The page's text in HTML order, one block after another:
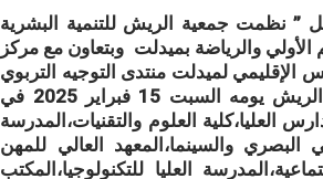
” نظمت جمعية الريش للتنمية البشرية
الأولي والرياضة بميدلت وبتعاون مع مركز
لميدلت منتدى التوجيه التربوي
في نسخته التاسعة بالثانوية التأهيلية مولاي علي الشريف بمدينة الريش يومه السبت 15 فبراير 2025 في
العليا،كلية العلوم والتقنيات،المدرسة
البصري والسينما،المعهد العالي للمهن
العليا للتكنولوجيا،المكتب